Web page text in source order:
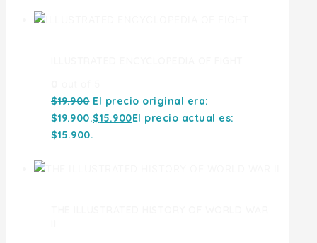
$19.900 El precio original era:
$19.900.$15.900El precio actual es:
$15.900.